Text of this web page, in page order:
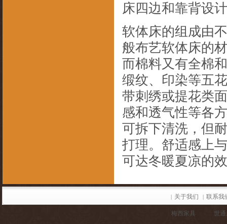
床四边和靠背设
软体床的组成由
般布艺软体床的
而棉料又有全棉
缎纹、印染等五
带刺绣或提花类
感和透气性等各
可拆下清洗，但
打理。舒适感上
可达冬暖夏凉的
梅西家具 世
| 关于我们 | 联系我